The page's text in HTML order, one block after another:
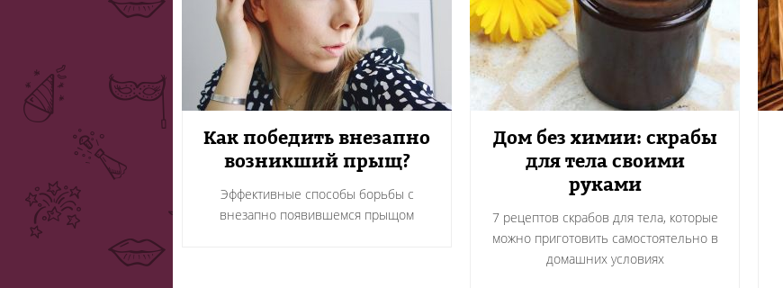
Как победить внезапно
возникший прыщ?
Эффективные способы борьбы с
внезапно появившемся прыщом
Дом без химии: скрабы
для тела своими
руками
7 рецептов скрабов для тела, которые
можно приготовить самостоятельно в
домашних условиях